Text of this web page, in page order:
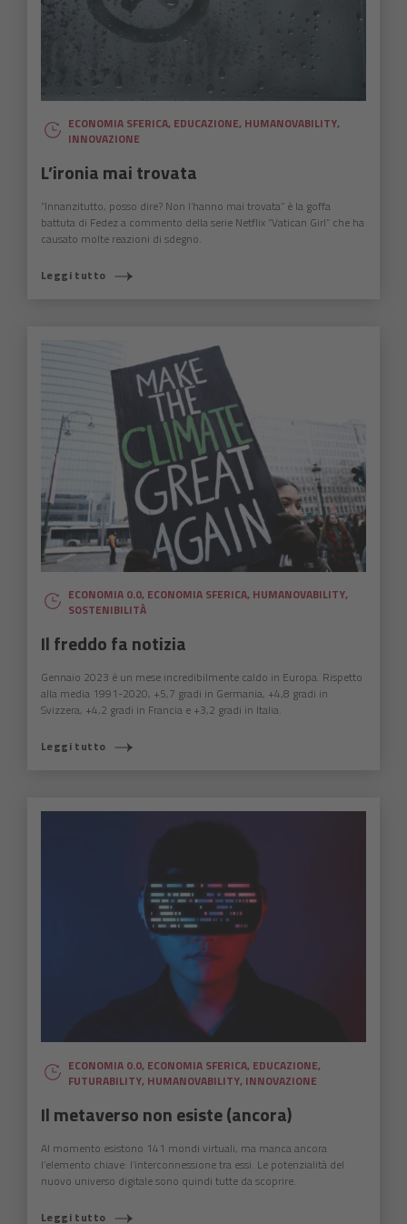
ECONOMIA SFERICA, EDUCAZIONE, HUMANOVABILITY,
INNOVAZIONE
L’ironia mai trovata
“Innanzitutto, posso dire? Non l’hanno mai trovata” è la goffa
battuta di Fedez a commento della serie Netflix “Vatican Girl” che ha
causato molte reazioni di sdegno.
Leggi tutto
ECONOMIA 0.0, ECONOMIA SFERICA, HUMANOVABILITY,
SOSTENIBILITÀ
Il freddo fa notizia
Gennaio 2023 è un mese incredibilmente caldo in Europa. Rispetto
alla media 1991-2020, +5,7 gradi in Germania, +4,8 gradi in
Svizzera, +4,2 gradi in Francia e +3,2 gradi in Italia.
Leggi tutto
ECONOMIA 0.0, ECONOMIA SFERICA, EDUCAZIONE,
FUTURABILITY, HUMANOVABILITY, INNOVAZIONE
Il metaverso non esiste (ancora)
Al momento esistono 141 mondi virtuali, ma manca ancora
l’elemento chiave: l’interconnessione tra essi. Le potenzialità del
nuovo universo digitale sono quindi tutte da scoprire.
Leggi tutto